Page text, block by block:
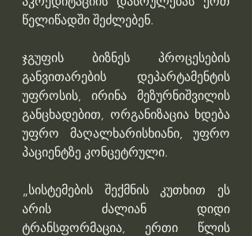
წელიწადში შეძლებენ.
ჯგუფის ბიზნეს პროცესების
განვითარების დეპარტამენტის
უფროსის, ირინა მეზურნიშვილის
განცხადებით, ორგანიზაცია ხდება
უფრო მაღალხარისხიანი, უფრო
პაციენტზე კონცეტრული.
„სისტემების შექმნის კუთხით ეს
არის ძალიან დიდი
ტრანსფორმაცია, ერთი წლის